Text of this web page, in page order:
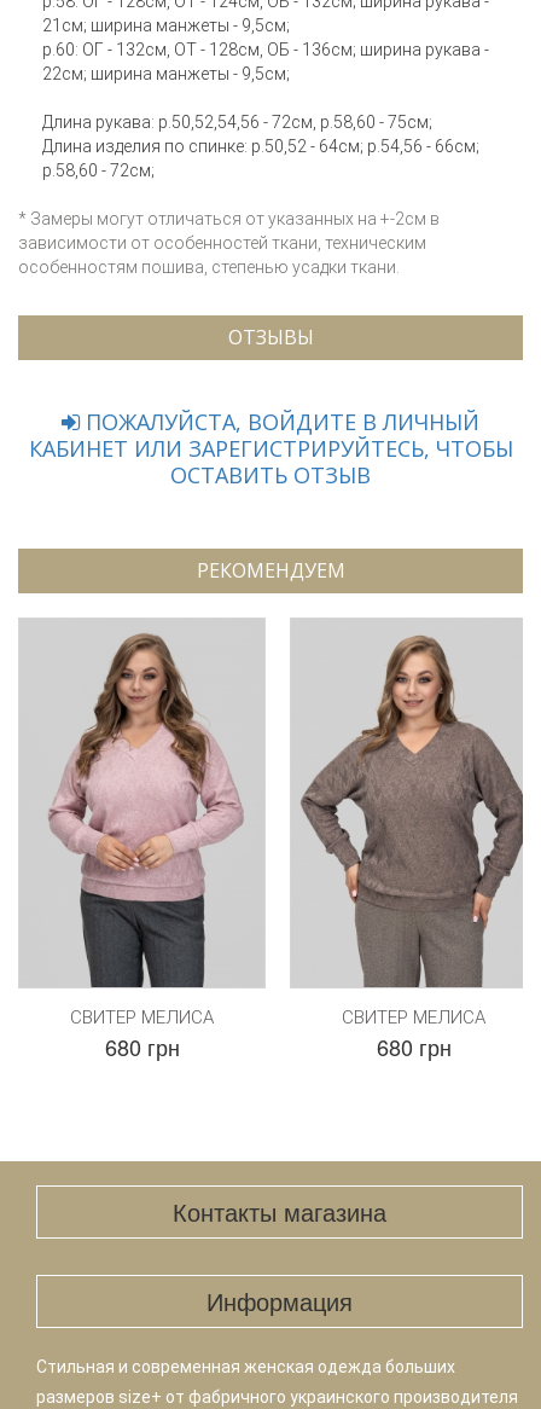
21см; ширина манжеты - 9,5см;
р.60: ОГ - 132см, ОТ - 128см, ОБ - 136см; ширина рукава -
22см; ширина манжеты - 9,5см;
Длина рукава: р.50,52,54,56 - 72см, р.58,60 - 75см;
Длина изделия по спинке: р.50,52 - 64см; р.54,56 - 66см;
р.58,60 - 72см;
* Замеры могут отличаться от указанных на +-2см в
зависимости от особенностей ткани, техническим
особенностям пошива, степенью усадки ткани.
ОТЗЫВЫ
ПОЖАЛУЙСТА, ВОЙДИТЕ В ЛИЧНЫЙ
КАБИНЕТ ИЛИ ЗАРЕГИСТРИРУЙТЕСЬ, ЧТОБЫ
ОСТАВИТЬ ОТЗЫВ
РЕКОМЕНДУЕМ
СВИТЕР МЕЛИСА
680 грн
СВИТЕР МЕЛИСА
680 грн
Контакты магазина
Информация
Стильная и современная женская одежда больших
размеров size+ от фабричного украинского производителя